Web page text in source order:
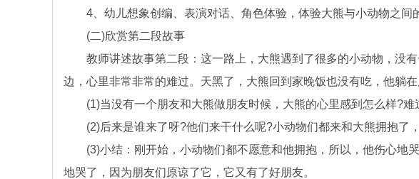
4、幼儿想象创编、表演对话、角色体验，体验大熊与小动物之间
(二)欣赏第二段故事
教师讲述故事第二段：这一路上，大熊遇到了很多的小动物，没有
边，心里非常非常的难过。天黑了，大熊回到家晚饭也没有吃，他躺
(1)当没有一个朋友和大熊做朋友时候，大熊的心里感到怎么样?难
(2)后来是谁来了呀?他们来干什么呢?小动物们都来和大熊拥抱了
(3)小结：刚开始，小动物们都不愿意和他拥抱，所以，他伤心地
地哭了，因为朋友们原谅了它，它又有了好朋友。